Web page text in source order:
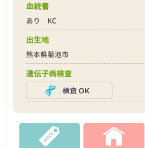
血統書
あり KC
出生地
熊本県菊池市
遺伝子病検査